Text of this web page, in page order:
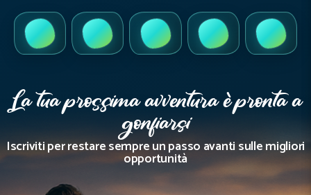
TikTok Instagram Facebook YouTube
La tua prossima avventura è pronta a
gonfiarsi
Iscriviti per restare sempre un passo avanti sulle migliori
opportunità